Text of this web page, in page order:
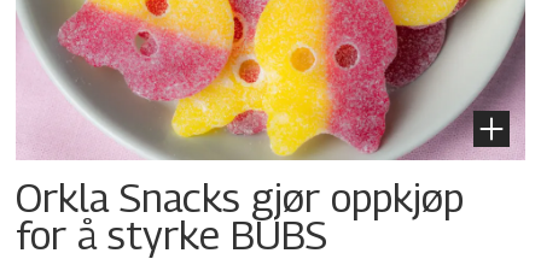
Orkla Snacks gjør oppkjøp
for å styrke BUBS